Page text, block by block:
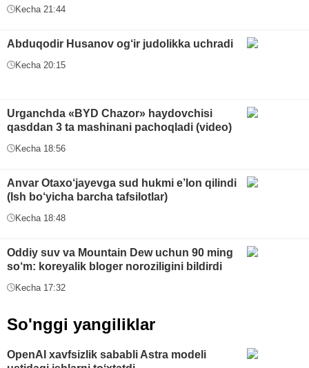
Kecha 21:44
Abduqodir Husanov og‘ir judolikka uchradi
Kecha 20:15
Urganchda «BYD Chazor» haydovchisi
qasddan 3 ta mashinani pachoqladi (video)
Kecha 18:56
Anvar Otaxo‘jayevga sud hukmi e’lon qilindi
(Ish bo‘yicha barcha tafsilotlar)
Kecha 18:48
Oddiy suv va Mountain Dew uchun 90 ming
so‘m: koreyalik bloger noroziligini bildirdi
Kecha 17:32
So'nggi yangiliklar
OpenAI xavfsizlik sababli Astra modeli